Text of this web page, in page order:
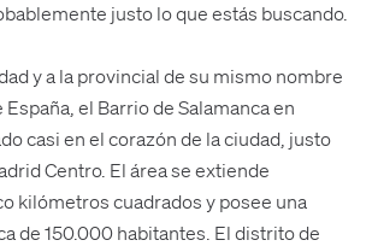
justo lo que estás buscando.
y a la provincial de su mismo nombre
el Barrio de Salamanca en
casi en el corazón de la ciudad, justo
Centro. El área se extiende
kilómetros cuadrados y posee una
de 150.000 habitantes. El distrito de